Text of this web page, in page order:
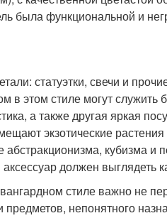
была функциональной и
статуэтки, свечи и
в этом стиле могут
а также другая яркая
экзотические
кубизма и
должен выглядеть
стиле важно не
непонятного